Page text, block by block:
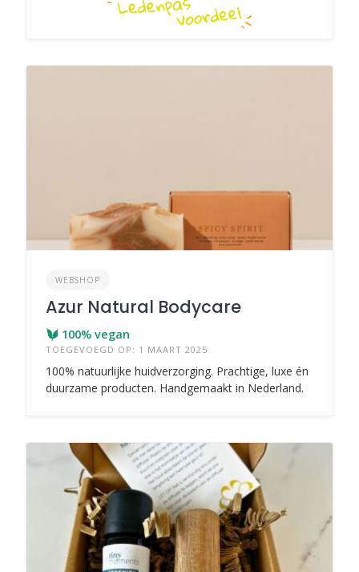
WEBSHOP
Azur Natural Bodycare
100% vegan
TOEGEVOEGD OP: 1 MAART 2025
100% natuurlijke huidverzorging. Prachtige, luxe én
duurzame producten. Handgemaakt in Nederland.